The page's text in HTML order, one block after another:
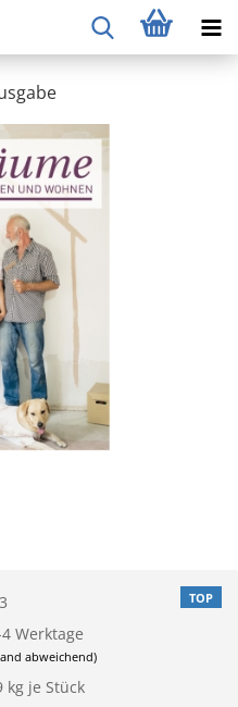
TOP
Werktage
abweichend)
kg je Stück